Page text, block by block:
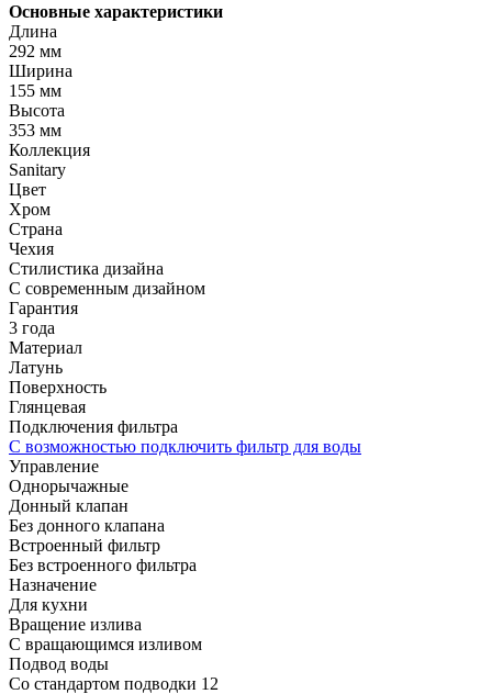
Основные характеристики
Длина
292 мм
Ширина
155 мм
Высота
353 мм
Коллекция
Sanitary
Цвет
Хром
Страна
Чехия
Стилистика дизайна
С современным дизайном
Гарантия
3 года
Материал
Латунь
Поверхность
Глянцевая
Подключения фильтра
С возможностью подключить фильтр для воды
Управление
Однорычажные
Донный клапан
Без донного клапана
Встроенный фильтр
Без встроенного фильтра
Назначение
Для кухни
Вращение излива
С вращающимся изливом
Подвод воды
Со стандартом подводки 12